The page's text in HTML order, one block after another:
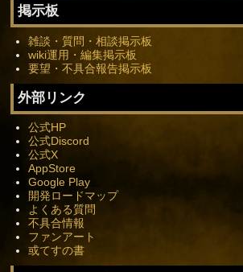
掲示板
雑談・質問・相談掲示板
wiki運用・編集掲示板
要望・不具合報告掲示板
外部リンク
公式HP
公式Discord
公式X
AppStore
Google Play
開発ロードマップ
よくある質問
不具合情報
ファンアート
或てすの書